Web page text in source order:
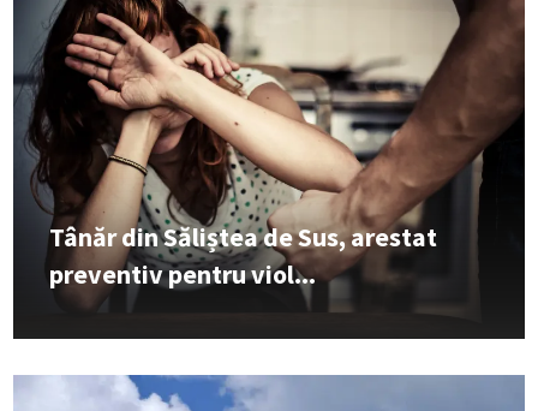
Tânăr din Săliștea de Sus, arestat
preventiv pentru viol...